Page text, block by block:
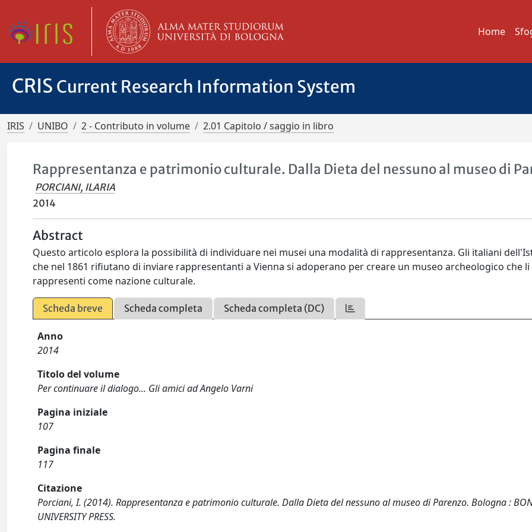
Home
CRIS Current Research Information System
IRIS UNIBO 2 - Contributo in volume 2.01 Capitolo / saggio in libro
Rappresentanza e patrimonio culturale. Dalla Dieta del nessuno al museo di
PORCIANI, ILARIA
2014
Abstract
Questo articolo esplora la possibilità di individuare nei musei una modalità di rappresentanza. Gli italiani
che nel 1861 rifiutano di inviare rappresentanti a Vienna si adoperano per creare un museo archeologico che li
rappresenti come nazione culturale.
Scheda breve Scheda completa Scheda completa (DC)
Anno
2014
Titolo del volume
Per continuare il dialogo... Gli amici ad Angelo Varni
Pagina iniziale
107
Pagina finale
117
Citazione
Porciani, I. (2014). Rappresentanza e patrimonio culturale. Dalla Dieta del nessuno al museo di Parenzo. Bologna :
UNIVERSITY PRESS.